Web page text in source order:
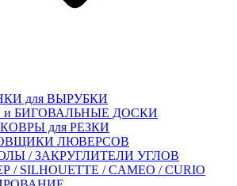
для ВЫРУБКИ
и БИГОВАЛЬНЫЕ ДОСКИ
для РЕЗКИ
ЛЮВЕРСОВ
/ ЗАКРУГЛИТЕЛИ УГЛОВ
/ SILHOUETTE / CAMEO / CURIO